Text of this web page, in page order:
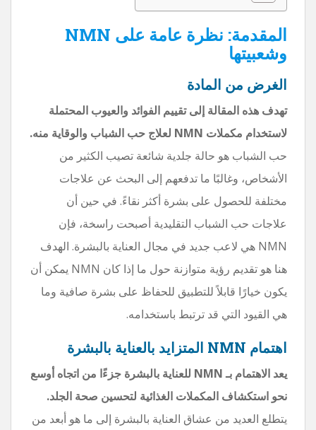
المقدمة: نظرة عامة على NMN
وشعبيتها
الغرض من المادة
تهدف هذه المقالة إلى تقييم الفوائد والعيوب المحتملة
لاستخدام مكملات NMN لعلاج حب الشباب والوقاية منه.
حب الشباب هو حالة جلدية شائعة تصيب الكثير من
الأشخاص، وغالبًا ما تدفعهم إلى البحث عن علاجات
مختلفة للحصول على بشرة أكثر نقاءً. في حين أن
علاجات حب الشباب التقليدية أصبحت راسخة، فإن
NMN هي لاعب جديد في مجال العناية بالبشرة. الهدف
هنا هو تقديم رؤية متوازنة حول ما إذا كان NMN يمكن أن
يكون خيارًا قابلاً للتطبيق للحفاظ على بشرة صافية وما
هي القيود التي قد ترتبط باستخدامه.
اهتمام NMN المتزايد بالعناية بالبشرة
يعد الاهتمام بـ NMN للعناية بالبشرة جزءًا من اتجاه أوسع
نحو استكشاف المكملات الغذائية لتحسين صحة الجلد.
يتطلع العديد من عشاق العناية بالبشرة إلى ما هو أبعد من